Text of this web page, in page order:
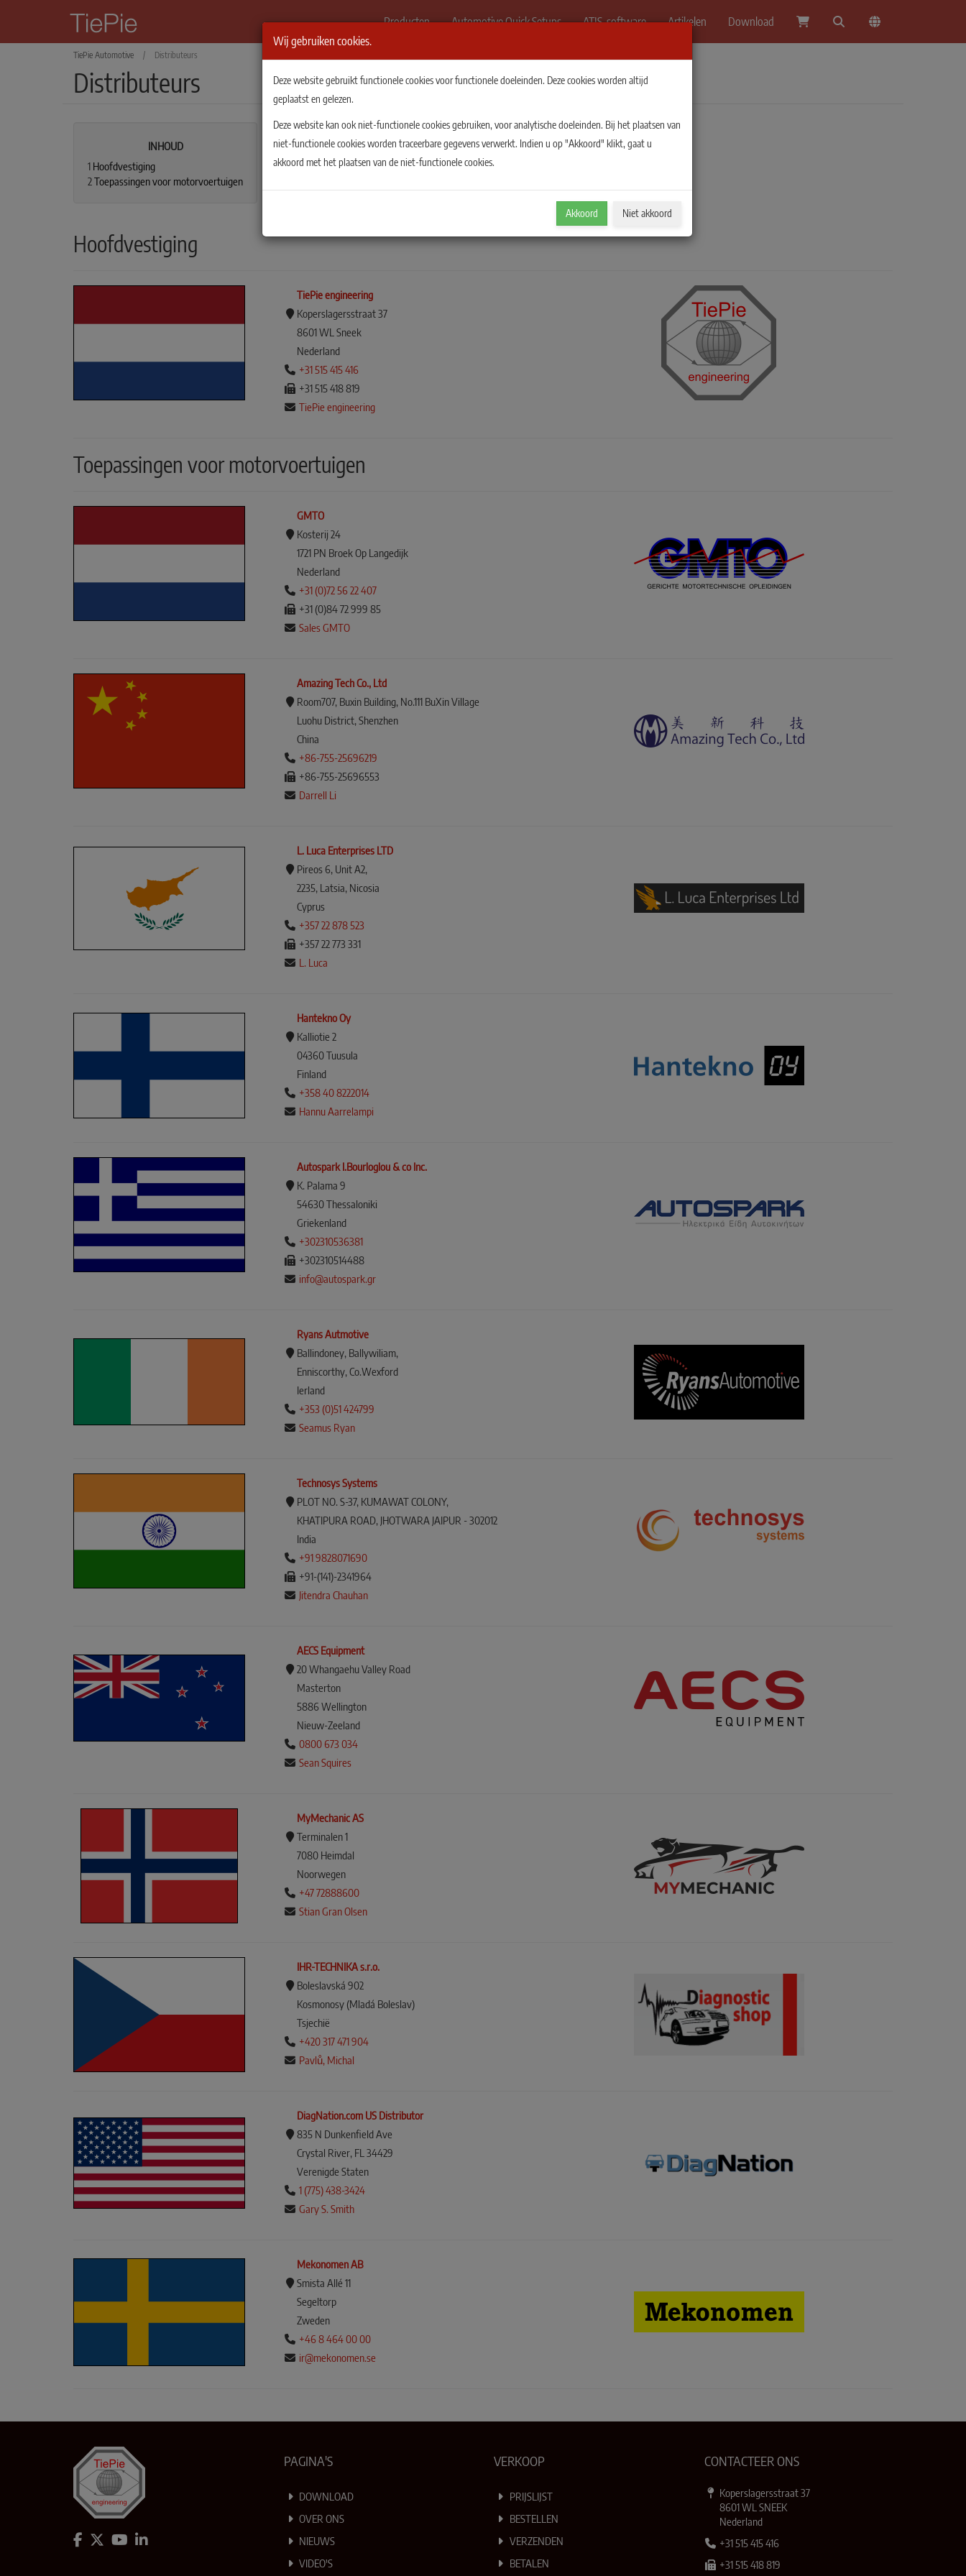
Producten Automotive Quick Setups ATIS-software Artikelen Download
TiePie Automotive / Distributeurs
Distributeurs
INHOUD
1 Hoofdvestiging
2Toepassingen voor motorvoertuigen
Hoofdvestiging
TiePie engineering
Koperslagersstraat 37
8601 WL Sneek
Nederland
+31 515 415 416
+31 515 418 819
TiePie engineering
Toepassingen voor motorvoertuigen
GMTO
Kosterij 24
1721 PN Broek Op Langedijk
Nederland
+31 (0)72 56 22 407
+31 (0)84 72 999 85
Sales GMTO
Amazing Tech Co., Ltd
Room707, Buxin Building, No.111 BuXin Village
Luohu District, Shenzhen
China
+86-755-25696219
+86-755-25696553
Darrell Li
L. Luca Enterprises LTD
Pireos 6, Unit A2,
2235, Latsia, Nicosia
Cyprus
+357 22 878 523
+357 22 773 331
L. Luca
Hantekno Oy
Kalliotie 2
04360 Tuusula
Finland
+358 40 8222014
Hannu Aarrelampi
Autospark I.Bourloglou & co Inc.
K. Palama 9
54630 Thessaloniki
Griekenland
+302310536381
+302310514488
info@autospark.gr
Ryans Autmotive
Ballindoney, Ballywiliam,
Enniscorthy, Co.Wexford
Ierland
+353 (0)51 424799
Seamus Ryan
Technosys Systems
PLOT NO. S-37, KUMAWAT COLONY,
KHATIPURA ROAD, JHOTWARA JAIPUR - 302012
India
+91 9828071690
+91-(141)-2341964
Jitendra Chauhan
AECS Equipment
20 Whangaehu Valley Road
Masterton
5886 Wellington
Nieuw-Zeeland
0800 673 034
Sean Squires
MyMechanic AS
Terminalen 1
7080 Heimdal
Noorwegen
+47 72888600
Stian Gran Olsen
IHR-TECHNIKA s.r.o.
Boleslavská 902
Kosmonosy (Mladá Boleslav)
Tsjechië
+420 317 471 904
Pavlů, Michal
DiagNation.com US Distributor
835 N Dunkenfield Ave
Crystal River, FL 34429
Verenigde Staten
1 (775) 438-3424
Gary S. Smith
Mekonomen AB
Smista Allé 11
Segeltorp
Zweden
+46 8 464 00 00
ir@mekonomen.se
PAGINA'S
DOWNLOAD
OVER ONS
NIEUWS
VIDEO'S
VERKOOP
PRIJSLIJST
BESTELLEN
VERZENDEN
BETALEN
CONTACTEER ONS
Koperslagersstraat 37
8601 WL SNEEK
Nederland
+31 515 415 416
+31 515 418 819
Wij gebruiken cookies.
Deze website gebruikt functionele cookies voor functionele doeleinden. Deze cookies worden altijd
geplaatst en gelezen.
Deze website kan ook niet-functionele cookies gebruiken, voor analytische doeleinden. Bij het plaatsen van
niet-functionele cookies worden traceerbare gegevens verwerkt. Indien u op "Akkoord" klikt, gaat u
akkoord met het plaatsen van de niet-functionele cookies.
Akkoord Niet akkoord